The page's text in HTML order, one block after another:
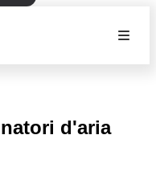
d'aria